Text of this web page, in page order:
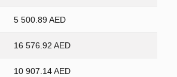
5 500.89 AED
16 576.92 AED
10 907.14 AED